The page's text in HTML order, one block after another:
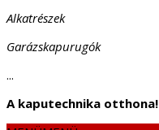
Alkatrészek
Garázskapurugók
...
A kaputechnika otthona!